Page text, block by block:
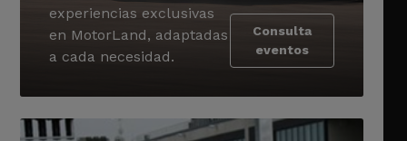
experiencias exclusivas
en MotorLand, adaptadas
a cada necesidad.
Consulta
eventos